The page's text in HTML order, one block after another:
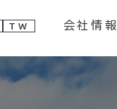
TW 会社情報